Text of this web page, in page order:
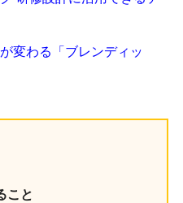
変わる「ブレンディッ
こと